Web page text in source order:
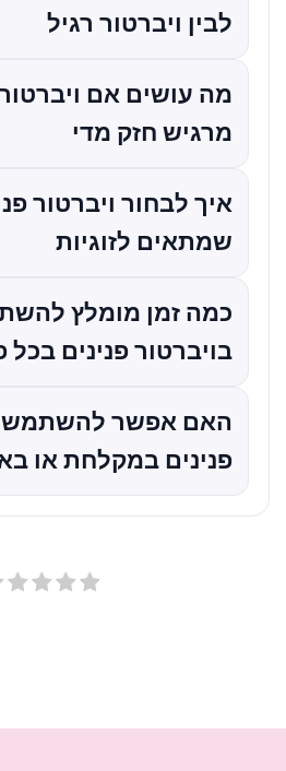
לבין ויברטור רגיל
מה עושים אם ויברטור
מרגיש חזק מדי
איך לבחור ויברטור
שמתאים לזוגיות
כמה זמן מומלץ
בויברטור פנינים
האם אפשר להשתמש
פנינים במקלחת או